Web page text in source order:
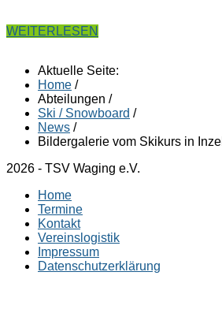
WEITERLESEN
Aktuelle Seite:
Home /
Abteilungen /
Ski / Snowboard /
News /
Bildergalerie vom Skikurs in Inzell
2026 - TSV Waging e.V.
Home
Termine
Kontakt
Vereinslogistik
Impressum
Datenschutzerklärung